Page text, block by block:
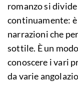
romanzo si
continuamente: è
narrazioni che
sottile. È un
conoscere i vari
da varie